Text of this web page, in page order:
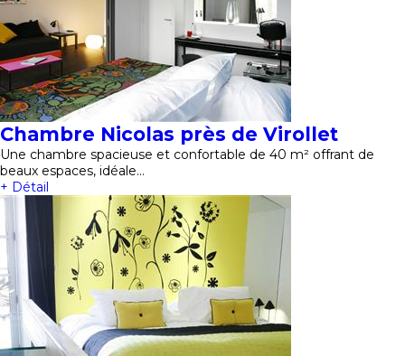
Chambre Nicolas près de Virollet
Une chambre spacieuse et confortable de 40 m² offrant de
beaux espaces, idéale…
+ Détail